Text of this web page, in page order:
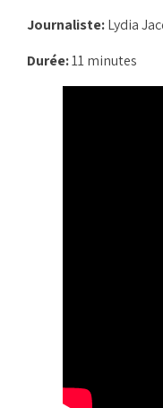
Journaliste:Lydia
Durée:11 minutes